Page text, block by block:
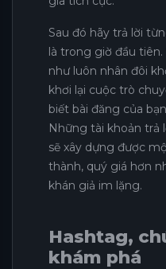
Sau đó hãy trả lời
là trong giờ đầu
như luôn nhân đôi
khơi lại cuộc trò
biết bài đăng của
Những tài khoản trả
sẽ xây dựng được
thành, quý giá hơn
khán giả im lặng.
Hashtag,
khám phá